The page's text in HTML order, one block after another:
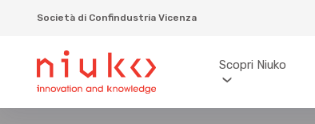
Società di Confindustria Vicenza
Scopri Niuko